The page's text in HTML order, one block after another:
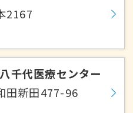
2167
千代医療センター
田新田477-96